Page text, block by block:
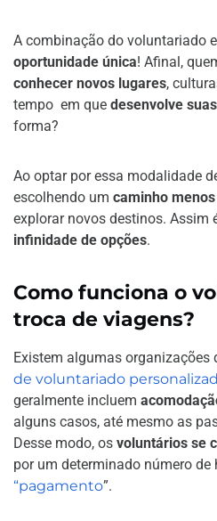
A combinação do voluntariado
oportunidade única! Afinal,
conhecer novos lugares,
tempo em que desenvolve
forma?
Ao optar por essa modalidade
escolhendo um caminho
explorar novos destinos. Assim
infinidade de opções.
Como funciona o
troca de viagens?
Existem algumas organizações
de voluntariado
geralmente incluem
alguns casos, até mesmo as
Desse modo, os voluntários se
por um determinado número
“pagamento”.